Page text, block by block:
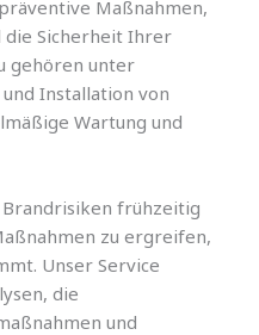
Maßnahmen,
die Sicherheit Ihrer
gehören unter
Installation von
Wartung und
frühzeitig
zu ergreifen,
Unser Service
die
und